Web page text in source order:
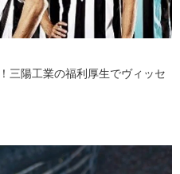
三陽工業の福利厚生でヴィッセ